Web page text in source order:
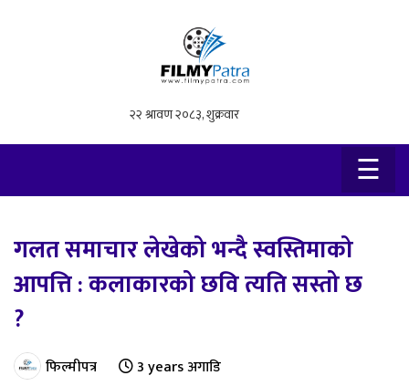
☰
गलत समाचार लेखेको भन्दै स्वस्तिमाको
आपत्ति : कलाकारको छवि त्यति सस्तो छ
?
फिल्मीपत्र 3 years अगाडि